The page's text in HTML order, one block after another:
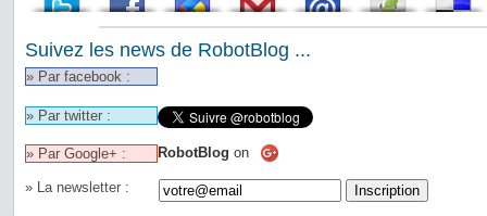
Suivez les news de RobotBlog ...
» Par facebook :
» Par twitter :
» Par Google+ : RobotBlog on
» La newsletter :